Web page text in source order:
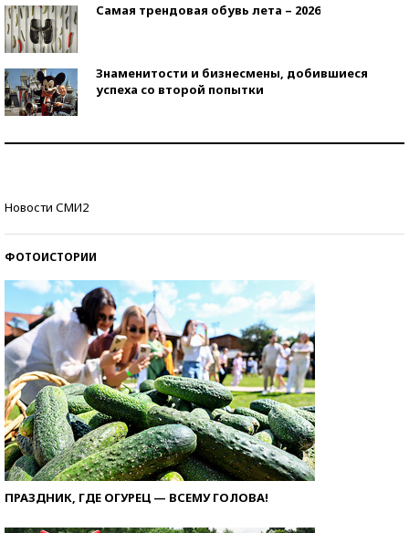
Самая трендовая обувь лета – 2026
Знаменитости и бизнесмены, добившиеся
успеха со второй попытки
Новости СМИ2
ФОТОИСТОРИИ
ПРАЗДНИК, ГДЕ ОГУРЕЦ — ВСЕМУ ГОЛОВА!